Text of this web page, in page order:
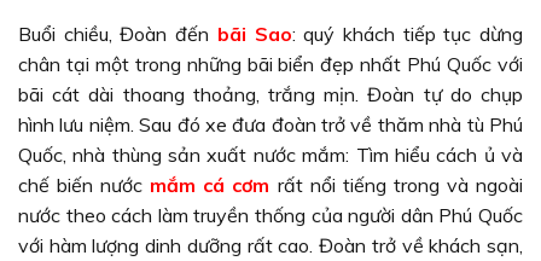
Buổi chiều, Đoàn đến bãi Sao: quý khách tiếp tục dừng
chân tại một trong những bãi biển đẹp nhất Phú Quốc với
bãi cát dài thoang thoảng, trắng mịn. Đoàn tự do chụp
hình lưu niệm. Sau đó xe đưa đoàn trở về thăm nhà tù Phú
Quốc, nhà thùng sản xuất nước mắm: Tìm hiểu cách ủ và
chế biến nước mắm cá cơm rất nổi tiếng trong và ngoài
nước theo cách làm truyền thống của người dân Phú Quốc
với hàm lượng dinh dưỡng rất cao. Đoàn trở về khách sạn,